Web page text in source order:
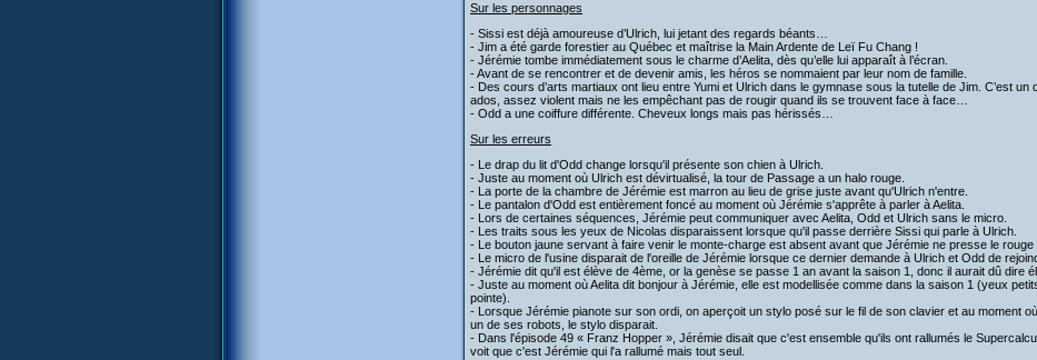
Sur les personnages
- Sissi est déjà amoureuse d’Ulrich, lui jetant des regards béants…
- Jim a été garde forestier au Québec et maîtrise la Main Ardente de Leï Fu Chang !
- Jérémie tombe immédiatement sous le charme d’Aelita, dès qu’elle lui apparaît à l’écran.
- Avant de se rencontrer et de devenir amis, les héros se nommaient par leur nom de famille.
- Des cours d’arts martiaux ont lieu entre Yumi et Ulrich dans le gymnase sous la tutelle de Jim. C’est
ados, assez violent mais ne les empêchant pas de rougir quand ils se trouvent face à face…
- Odd a une coiffure différente. Cheveux longs mais pas hérissés…
Sur les erreurs
- Le drap du lit d'Odd change lorsqu'il présente son chien à Ulrich.
- Juste au moment où Ulrich est dévirtualisé, la tour de Passage a un halo rouge.
- La porte de la chambre de Jérémie est marron au lieu de grise juste avant qu'Ulrich n'entre.
- Le pantalon d'Odd est entièrement foncé au moment où Jérémie s'apprête à parler à Aelita.
- Lors de certaines séquences, Jérémie peut communiquer avec Aelita, Odd et Ulrich sans le micro.
- Les traits sous les yeux de Nicolas disparaissent lorsque qu'il passe derrière Sissi qui parle à Ulrich.
- Le bouton jaune servant à faire venir le monte-charge est absent avant que Jérémie ne presse le rouge
- Le micro de l'usine disparait de l'oreille de Jérémie lorsque ce dernier demande à Ulrich et Odd de
- Jérémie dit qu'il est élève de 4ème, or la genèse se passe 1 an avant la saison 1, donc il aurait dû dire
- Juste au moment où Aelita dit bonjour à Jérémie, elle est modellisée comme dans la saison 1 (yeux
pointe).
- Lorsque Jérémie pianote sur son ordi, on aperçoit un stylo posé sur le fil de son clavier et au moment
un de ses robots, le stylo disparait.
- Dans l'épisode 49 « Franz Hopper », Jérémie disait que c'est ensemble qu'ils ont rallumés le
voit que c'est Jérémie qui l'a rallumé mais tout seul.